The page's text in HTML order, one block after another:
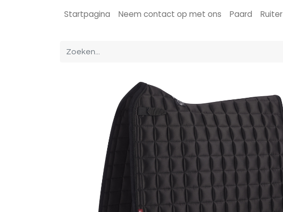
Startpagina Neem contact op met ons Paard Ruiter